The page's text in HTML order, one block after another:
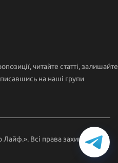
читайте статті, залишайте
на наші групи
Лайф.». Всі права захищені.